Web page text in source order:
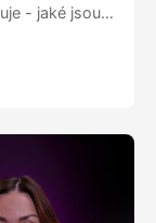
- jaké jsou
- jaké jsou